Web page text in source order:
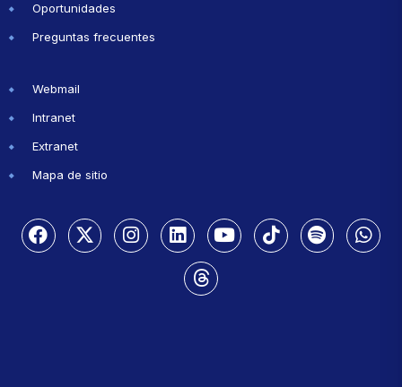
Oportunidades
Preguntas frecuentes
Webmail
Intranet
Extranet
Mapa de sitio